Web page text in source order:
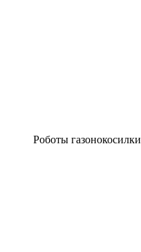
Роботы газонокосилки